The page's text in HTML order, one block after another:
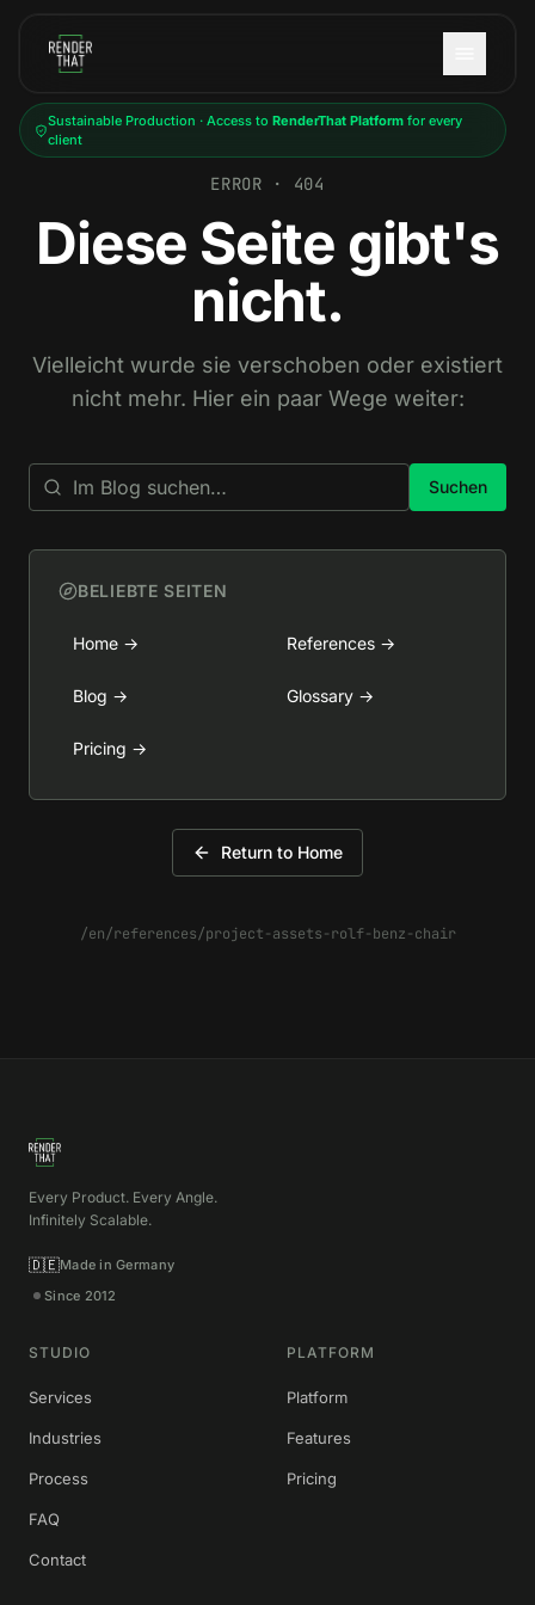
Sustainable Production · Access to RenderThat Platformfor every
client
ERROR · 404
Diese Seite gibt's
nicht.
Vielleicht wurde sie verschoben oder existiert
nicht mehr. Hier ein paar Wege weiter:
Suchen
BELIEBTE SEITEN
Home → References →
Blog → Glossary →
Pricing →
Return to Home
/en/references/project-assets-rolf-benz-chair
Every Product. Every Angle.
Infinitely Scalable.
🇩🇪Made in Germany
Since 2012
STUDIO
Services
Industries
Process
FAQ
Contact
PLATFORM
Platform
Features
Pricing